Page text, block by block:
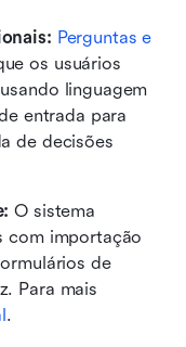
Perguntas e
os usuários
linguagem
entrada para
de decisões
O sistema
com importação
de
Para mais
.